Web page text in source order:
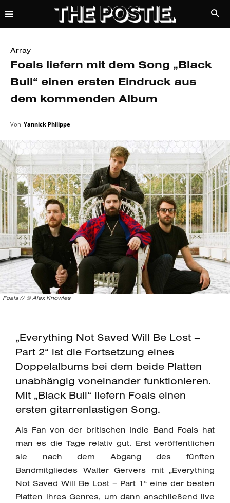
Array
Foals liefern mit dem Song „Black
Bull“ einen ersten Eindruck aus
dem kommenden Album
Von Yannick Philippe
Foals // © Alex Knowles
„Everything Not Saved Will Be Lost –
Part 2“ ist die Fortsetzung eines
Doppelalbums bei dem beide Platten
unabhängig voneinander funktionieren.
Mit „Black Bull“ liefern Foals einen
ersten gitarrenlastigen Song.
Als Fan von der britischen Indie Band Foals hat
man es die Tage relativ gut. Erst veröffentlichen
sie nach dem Abgang des fünften
Bandmitgliedes Walter Gervers mit „Everything
Not Saved Will Be Lost – Part 1“ eine der besten
Platten ihres Genres, um dann anschließend live